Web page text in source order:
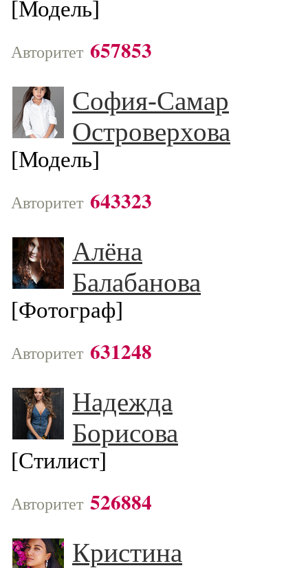
[Модель]
Авторитет 657853
София-Самар
Островерхова
[Модель]
Авторитет 643323
Алёна
Балабанова
[Фотограф]
Авторитет 631248
Надежда
Борисова
[Стилист]
Авторитет 526884
Кристина